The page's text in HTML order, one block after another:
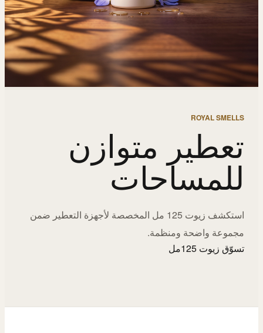
ROYAL SMELLS
تعطير متوازن
للمساحات
استكشف زيوت 125 مل المخصصة لأجهزة التعطير ضمن
مجموعة واضحة ومنظمة.
تسوّق زيوت 125مل